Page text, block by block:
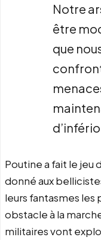
Notre
être
que
Poutine a fait le jeu
donné aux
leurs fantasmes les
obstacle à la
militaires vont